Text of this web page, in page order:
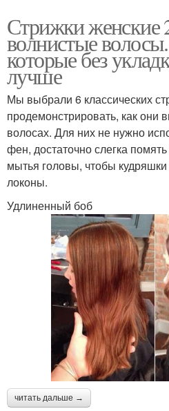
Стрижки женские
волнистые
которые без
лучше
Мы выбрали 6 классических
продемонстрировать, как они
волосах. Для них не нужно
фен, достаточно слегка
мытья головы, чтобы
локоны.
Удлиненный боб
читать дальше →